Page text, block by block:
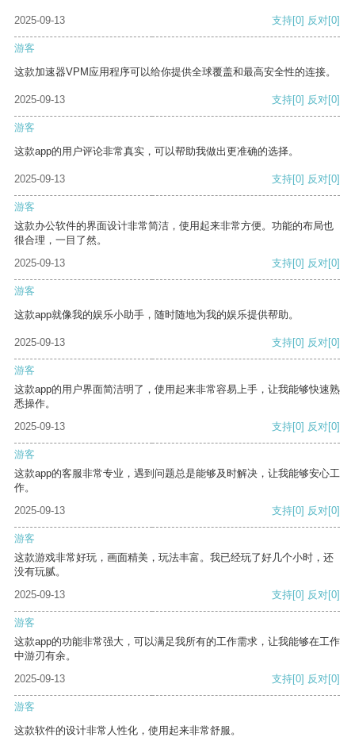
2025-09-13 支持[0] 反对[0]
游客
这款加速器VPM应用程序可以给你提供全球覆盖和最高安全性的连接。
2025-09-13 支持[0] 反对[0]
游客
这款app的用户评论非常真实，可以帮助我做出更准确的选择。
2025-09-13 支持[0] 反对[0]
游客
这款办公软件的界面设计非常简洁，使用起来非常方便。功能的布局也
很合理，一目了然。
2025-09-13
支持[0] 反对[0]
游客
这款app就像我的娱乐小助手，随时随地为我的娱乐提供帮助。
2025-09-13 支持[0] 反对[0]
游客
这款app的用户界面简洁明了，使用起来非常容易上手，让我能够快速熟
悉操作。
2025-09-13
支持[0] 反对[0]
游客
这款app的客服非常专业，遇到问题总是能够及时解决，让我能够安心工
作。
2025-09-13
支持[0] 反对[0]
游客
这款游戏非常好玩，画面精美，玩法丰富。我已经玩了好几个小时，还
没有玩腻。
2025-09-13
支持[0] 反对[0]
游客
这款app的功能非常强大，可以满足我所有的工作需求，让我能够在工作
中游刃有余。
2025-09-13
支持[0] 反对[0]
游客
这款软件的设计非常人性化，使用起来非常舒服。